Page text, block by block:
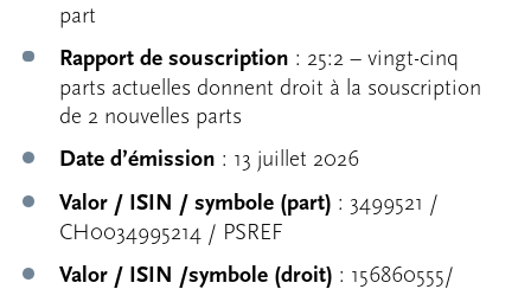
part
Rapport de souscription : 25:2 – vingt-cinq
parts actuelles donnent droit à la souscription
de 2 nouvelles parts
Date d’émission : 13 juillet 2026
Valor / ISIN / symbole (part) : 3499521 /
CH0034995214 / PSREF
Valor / ISIN /symbole (droit) : 156860555/